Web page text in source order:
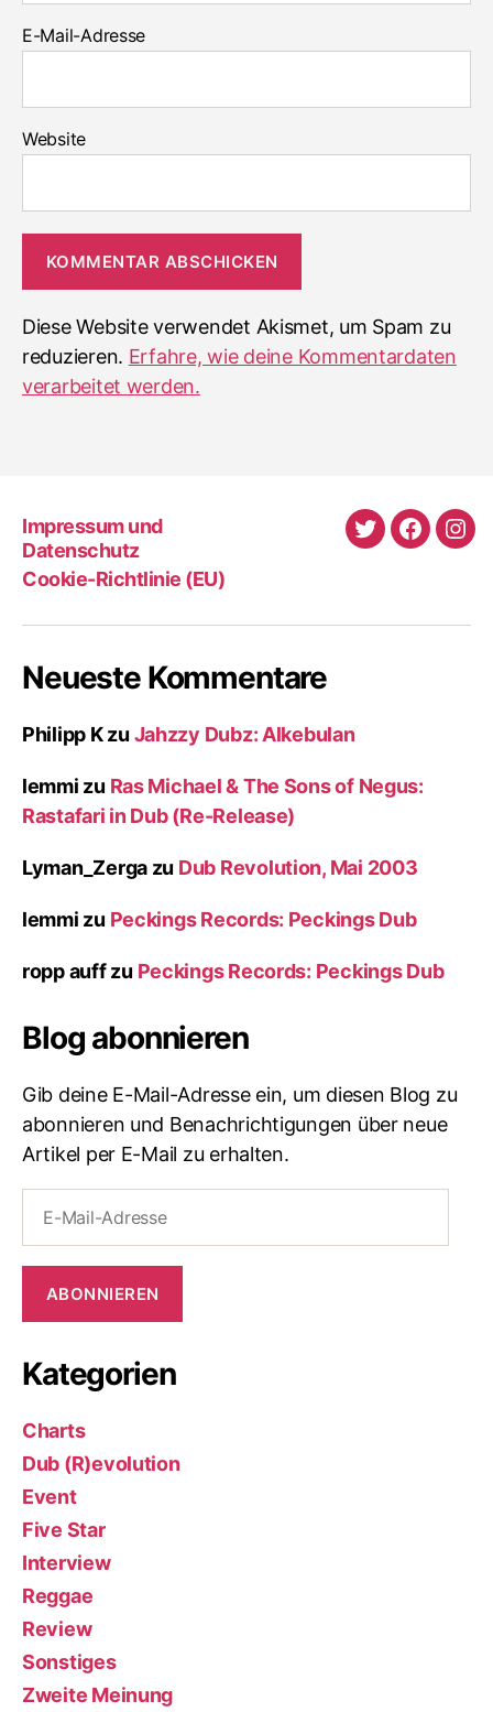
E-Mail-Adresse
Website
Diese Website verwendet Akismet, um Spam zu
reduzieren. Erfahre, wie deine Kommentardaten
verarbeitet werden.
Impressum und
Datenschutz
Cookie-Richtlinie (EU)
Twitter
Neueste Kommentare
Philipp Kzu Jahzzy Dubz: Alkebulan
lemmi zu Ras Michael & The Sons of Negus:
Rastafari in Dub (Re-Release)
Lyman_Zerga zu Dub Revolution, Mai 2003
lemmi zu Peckings Records: Peckings Dub
ropp auffzu Peckings Records: Peckings Dub
Blog abonnieren
Gib deine E-Mail-Adresse ein, um diesen Blog zu
abonnieren und Benachrichtigungen über neue
Artikel per E-Mail zu erhalten.
Mail-
ABONNIEREN
Kategorien
Charts
Dub (R)evolution
Event
Five Star
Interview
Reggae
Review
Sonstiges
Zweite Meinung